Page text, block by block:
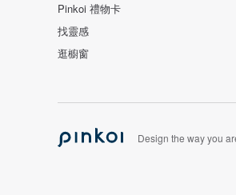
Pinkoi 禮物卡
找靈感
逛櫥窗
Design the way you